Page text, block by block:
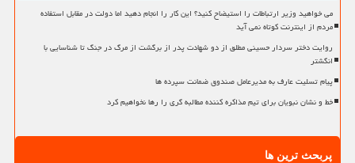
می خواهید وزیر ارتباطات را استیضاح کنید؟ این کار را انجام دهید اما دولت در مقابل استفاده
مردم از اینترنت کوتاه نمی آید
روایت دختر سردار حسینی مطلق از دو شهادت پدر از برگشت از مرگ در جنگ تا شناسایی با
انگشتر
پیام تسلیت عارف به مدیرعامل صندوق ضمانت سپرده ها
خط و نشان نبویان برای تیم مذاکره کننده مطالبه گری را رها نخواهیم کرد
پربحث ترین ها